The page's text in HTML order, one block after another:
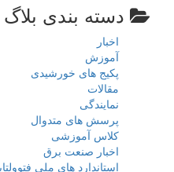
دسته بندی بلاگ
اخبار
آموزش
پکیج های خورشیدی
مقالات
نمایندگی
پرسش های متدوال
کلاس آموزشی
اخبار صنعت برق
استاندارد های ملی